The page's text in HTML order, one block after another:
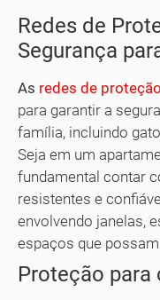
Redes de
Segurança
As redes de
para garantir a
família, incluindo
Seja em um
fundamental contar
resistentes e
envolvendo janelas,
espaços que
Proteção para